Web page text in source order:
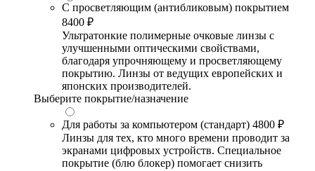
С просветляющим (антибликовым) покрытием
8400 ₽
Ультратонкие полимерные очковые линзы с
улучшенными оптическими свойствами,
благодаря упрочняющему и просветляющему
покрытию. Линзы от ведущих европейских и
японских производителей.
Выберите покрытие/назначение
Для работы за компьютером (стандарт) 4800 ₽
Линзы для тех, кто много времени проводит за
экранами цифровых устройств. Специальное
покрытие (блю блокер) помогает снизить